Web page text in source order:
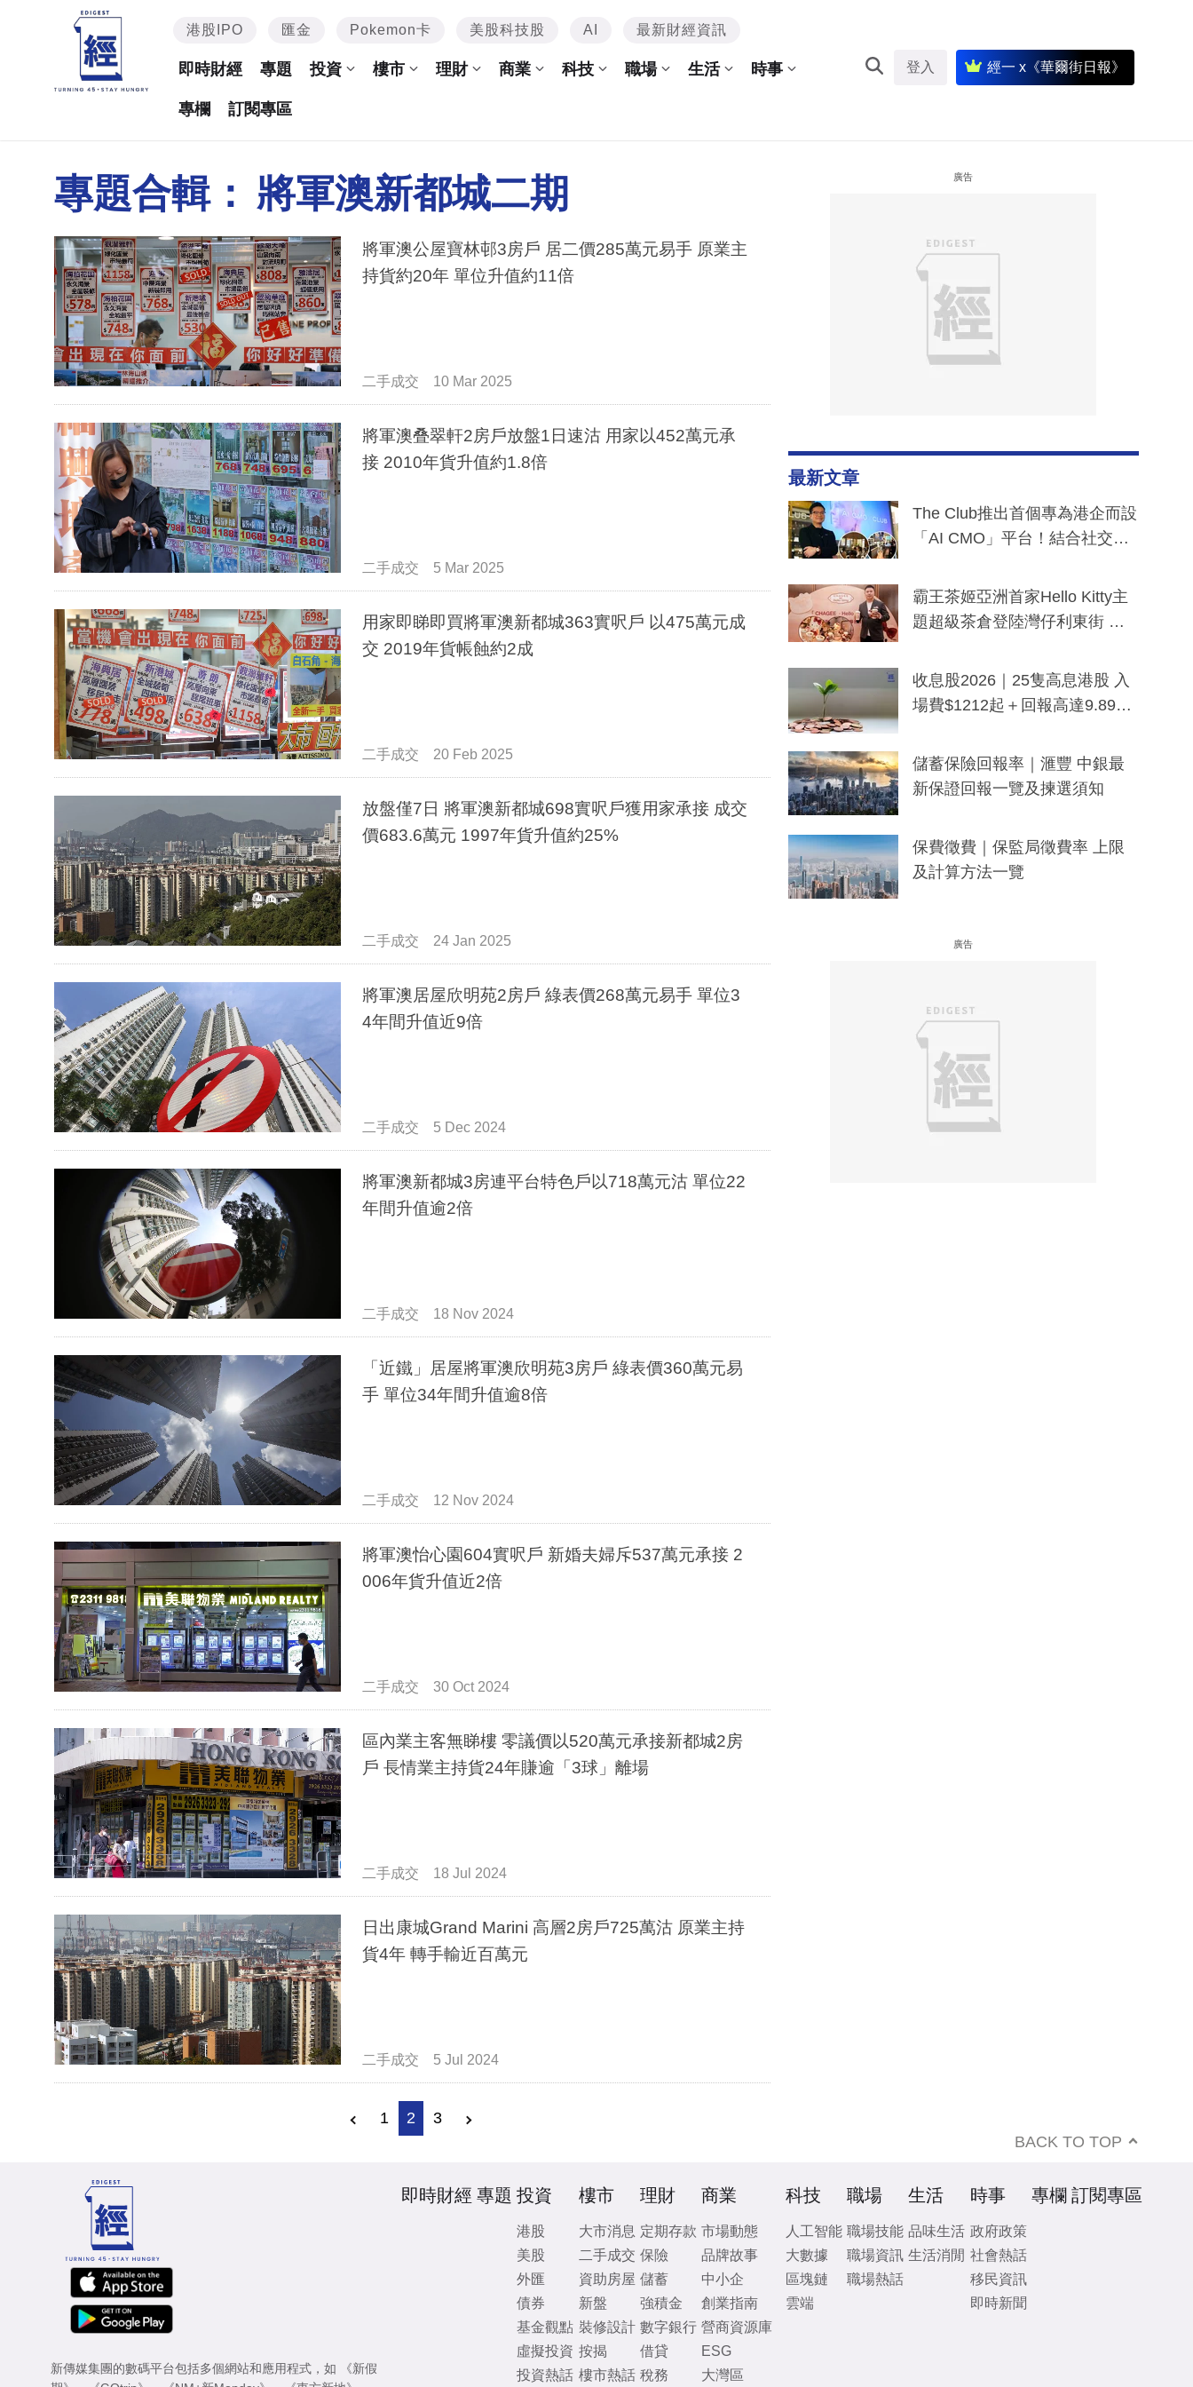
港股IPO 匯金 Pokemon卡 美股科技股 AI 最新財經資訊
即時財經 專題 投資 樓市 理財 商業 科技 職場 生活 時事
專欄 訂閱專區
登入 經一 x《華爾街日報》
專題合輯： 將軍澳新都城二期
將軍澳公屋寶林邨3房戶 居二價285萬元易手 原業主
持貨約20年 單位升值約11倍
二手成交 10 Mar 2025
將軍澳叠翠軒2房戶放盤1日速沽 用家以452萬元承
接 2010年貨升值約1.8倍
二手成交 5 Mar 2025
用家即睇即買將軍澳新都城363實呎戶 以475萬元成
交 2019年貨帳蝕約2成
二手成交 20 Feb 2025
放盤僅7日 將軍澳新都城698實呎戶獲用家承接 成交
價683.6萬元 1997年貨升值約25%
二手成交 24 Jan 2025
將軍澳居屋欣明苑2房戶 綠表價268萬元易手 單位3
4年間升值近9倍
二手成交 5 Dec 2024
將軍澳新都城3房連平台特色戶以718萬元沽 單位22
年間升值逾2倍
二手成交 18 Nov 2024
「近鐵」居屋將軍澳欣明苑3房戶 綠表價360萬元易
手 單位34年間升值逾8倍
二手成交 12 Nov 2024
將軍澳怡心園604實呎戶 新婚夫婦斥537萬元承接 2
006年貨升值近2倍
二手成交 30 Oct 2024
區內業主客無睇樓 零議價以520萬元承接新都城2房
戶 長情業主持貨24年賺逾「3球」離場
二手成交 18 Jul 2024
日出康城Grand Marini 高層2房戶725萬沽 原業主持
貨4年 轉手輸近百萬元
二手成交 5 Jul 2024
1 2 3
廣告
最新文章
The Club推出首個專為港企而設
「AI CMO」平台！結合社交聆
分鐘生成「貼地」宣傳短片
霸王茶姬亞洲首家Hello Kitty主
題超級茶倉登陸灣仔利東街 推
y及香港限定特調系列
收息股2026｜25隻高息港股 入
場費$1212起＋回報高達9.89
儲蓄保險回報率｜滙豐 中銀最
新保證回報一覽及揀選須知
保費徵費｜保監局徵費率 上限
及計算方法一覽
廣告
BACK TO TOP
新傳媒集團的數碼平台包括多個網站和應用程式，如
《新假
即時財經 專題 投資
港股
美股
外匯
債券
基金觀點
虛擬投資
投資熱話
樓市
大市消息
二手成交
資助房屋
新盤
裝修設計
按揭
樓市熱話
理財
定期存款
保險
儲蓄
強積金
數字銀行
借貸
稅務
商業
市場動態
品牌故事
中小企
創業指南
營商資源庫
ESG
大灣區
科技
人工智能
大數據
區塊鏈
雲端
職場
職場技能
職場資訊
職場熱話
生活
品味生活
生活消閒
時事
政府政策
社會熱話
移民資訊
即時新聞
專欄 訂閱專區